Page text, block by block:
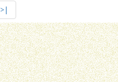
>|